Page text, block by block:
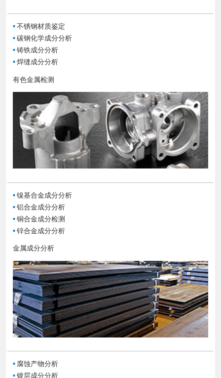
▪ 不锈钢材质鉴定
▪ 碳钢化学成分分析
▪ 铸铁成分分析
▪ 焊缝成分分析
有色金属检测
▪ 镍基合金成分分析
▪ 铝合金成分分析
▪ 铜合金成分检测
▪ 锌合金成分分析
金属成分分析
▪ 腐蚀产物分析
▪ 镀层成分分析